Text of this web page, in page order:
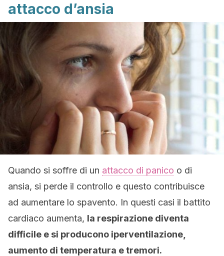
attacco d’ansia
Quando si soffre di un attacco di panico o di
ansia, si perde il controllo e questo contribuisce
ad aumentare lo spavento. In questi casi il battito
cardiaco aumenta, la respirazione diventa
difficile e si producono iperventilazione,
aumento di temperatura e tremori.